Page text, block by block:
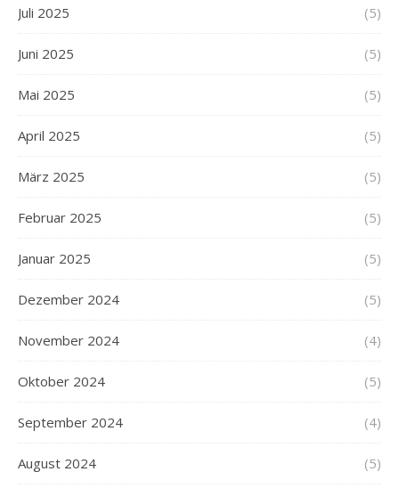
Juli 2025 (5)
Juni 2025 (5)
Mai 2025 (5)
April 2025 (5)
März 2025 (5)
Februar 2025 (5)
Januar 2025 (5)
Dezember 2024 (5)
November 2024 (4)
Oktober 2024 (5)
September 2024 (4)
August 2024 (5)